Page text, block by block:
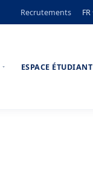
Recrutements FR
ESPACE ÉTUDIANT